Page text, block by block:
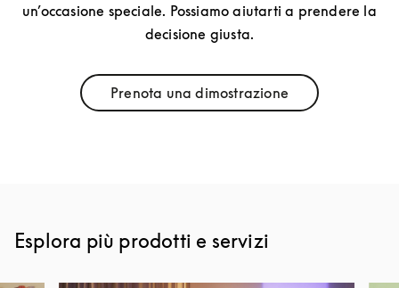
un’occasione speciale. Possiamo aiutarti a prendere la
decisione giusta.
Prenota una dimostrazione
Link Opens in New Tab
Esplora più prodotti e servizi